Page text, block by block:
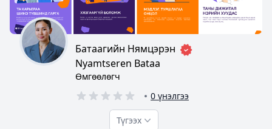
Батаагийн Нямцэрэн
Nyamtseren Bataa
Өмгөөлөгч
0 үнэлгээ
Түгээх